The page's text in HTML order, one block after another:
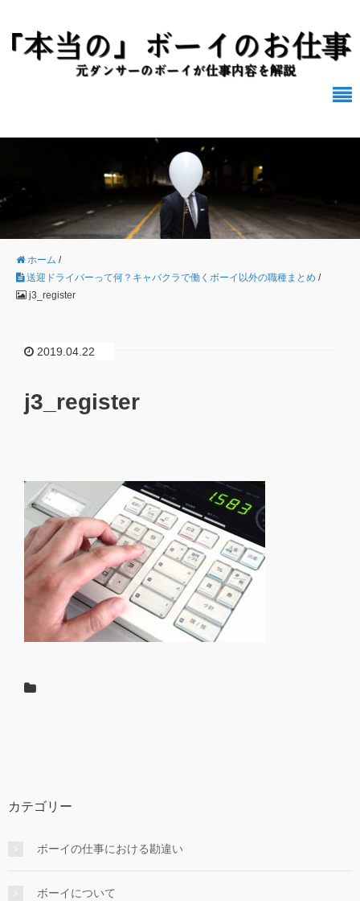
ホーム /
送迎ドライバーって何？キャバクラで働くボーイ以外の職種まとめ /
j3_register
2019.04.22
j3_register
カテゴリー
ボーイの仕事における勘違い
ボーイについて